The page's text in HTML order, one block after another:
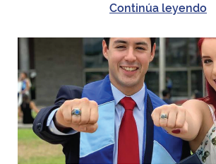
Continúa leyendo